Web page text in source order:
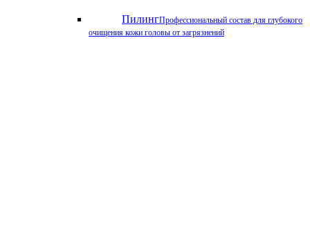
ПилингПрофессиональный состав для глубокого
очищения кожи головы от загрязнений